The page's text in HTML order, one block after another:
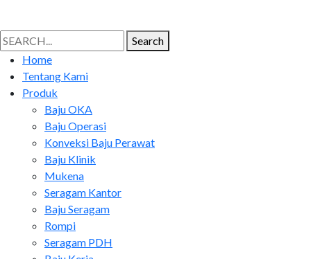
Search
for:
Search
Home
Tentang Kami
Produk
Baju OKA
Baju Operasi
Konveksi Baju Perawat
Baju Klinik
Mukena
Seragam Kantor
Baju Seragam
Rompi
Seragam PDH